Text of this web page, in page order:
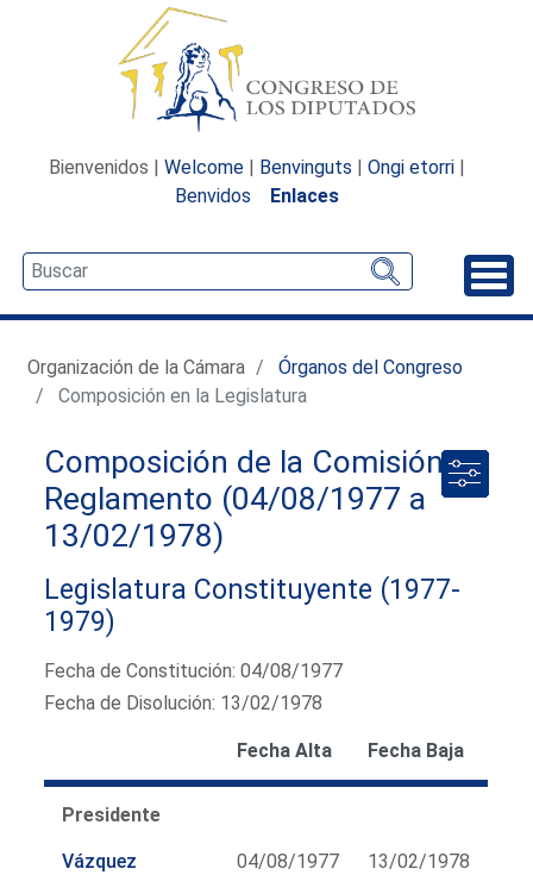
Bienvenidos | Welcome | Benvinguts | Ongi etorri |
Benvidos
Enlaces
Organización de la Cámara
Órganos del Congreso
Composición en la Legislatura
Composición de la Comisión de
Reglamento (04/08/1977 a
13/02/1978)
Legislatura Constituyente (1977-
1979)
Fecha de Constitución: 04/08/1977
Fecha de Disolución: 13/02/1978
Fecha Alta Fecha Baja
Presidente
Vázquez
04/08/1977 13/02/1978